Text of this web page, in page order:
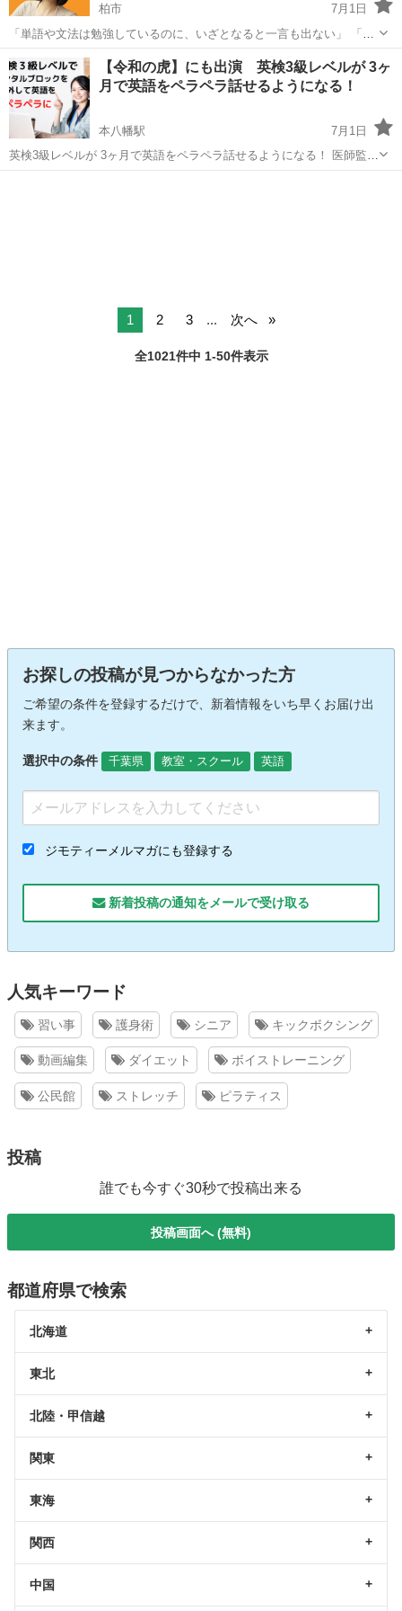
柏市
7月1日
「単語や文法は勉強しているのに、いざとなると一言も出ない」 「英
会話スクールに通ったが、結局上達の実感が持てない」 「仕事や海外
生活で英語が必要なのに、何から手をつければいいか分からない」 と
悩んでいませんか？ ...
柏市 英語
【令和の虎】にも出演 英検3級レベルが 3ヶ
月で英語をペラペラ話せるようになる！
本八幡駅
7月1日
英検3級レベルが 3ヶ月で英語をペラペラ話せるようになる！ 医師監修
の元、心理学と脳科学を活用した 効果的な英会話講座が誕生しまし
1 2 3 ... 次へ
全1021件中 1-50件表示
お探しの投稿が見つからなかった方
ご希望の条件を登録するだけで、新着情報をいち早くお届け出
来ます。
選択中の条件 千葉県 教室・スクール 英語
ジモティーメルマガにも登録する
新着投稿の通知をメールで受け取る
人気キーワード
習い事 護身術 シニア キックボクシング
動画編集 ダイエット ボイストレーニング
公民館 ストレッチ ピラティス
投稿
誰でも今すぐ30秒で投稿出来る
投稿画面へ (無料)
都道府県で検索
北海道
東北
北陸・甲信越
関東
東海
関西
中国